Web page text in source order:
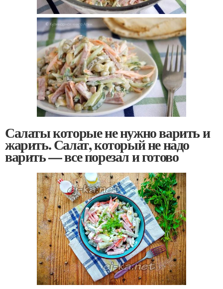
Салаты которые не нужно варить и
жарить. Салат, который не надо
варить — все порезал и готово